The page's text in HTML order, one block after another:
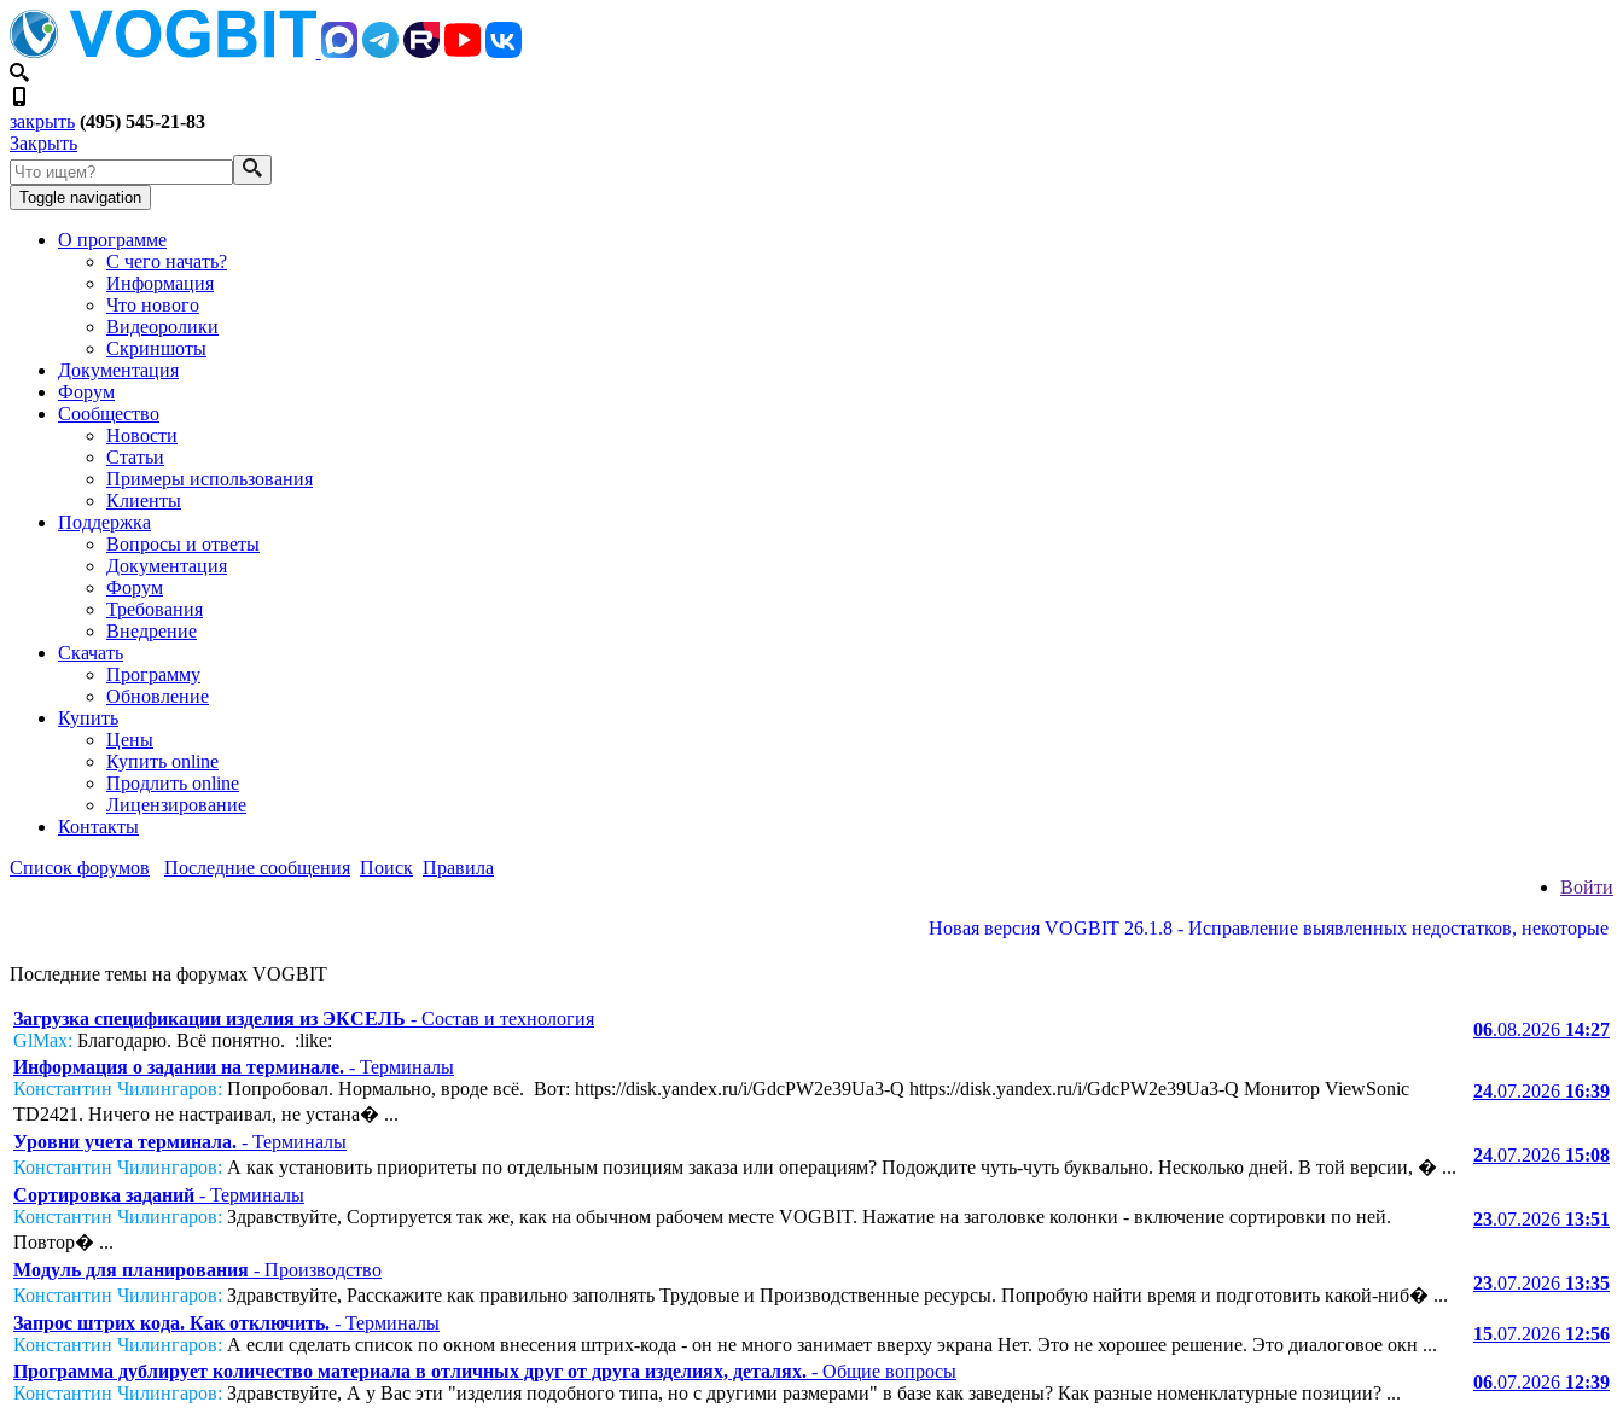
закрыть (495) 545-21-83
Закрыть
Toggle navigation
О программе
С чего начать?
Информация
Что нового
Видеоролики
Скриншоты
Документация
Форум
Сообщество
Новости
Статьи
Примеры использования
Клиенты
Поддержка
Вопросы и ответы
Документация
Форум
Требования
Внедрение
Скачать
Программу
Обновление
Купить
Цены
Купить online
Продлить online
Лицензирование
Контакты
Войти
Список форумов Последние сообщения Поиск Правила
Новая версия VOGBIT 26.1.8 - Исправление выявленных недостатков, некоторые
Последние темы на форумах VOGBIT
Загрузка спецификации изделия из ЭКСЕЛЬ - Состав и технология
GlMax: Благодарю. Всё понятно. :like:
06.08.2026 14:27
Информация о задании на терминале. - Терминалы
Константин Чилингаров: Попробовал. Нормально, вроде всё. Вот: https://disk.yandex.ru/i/GdcPW2e39Ua3-Q https://disk.yandex.ru/i/GdcPW2e39Ua3-Q Монитор ViewSonic
TD2421. Ничего не настраивал, не устана� ...
24.07.2026 16:39
Уровни учета терминала. - Терминалы
Константин Чилингаров: А как установить приоритеты по отдельным позициям заказа или операциям? Подождите чуть-чуть буквально. Несколько дней. В той версии, � ...
24.07.2026 15:08
Сортировка заданий - Терминалы
Константин Чилингаров: Здравствуйте, Сортируется так же, как на обычном рабочем месте VOGBIT. Нажатие на заголовке колонки - включение сортировки по ней.
Повтор� ...
23.07.2026 13:51
Модуль для планирования - Производство
Константин Чилингаров: Здравствуйте, Расскажите как правильно заполнять Трудовые и Производственные ресурсы. Попробую найти время и подготовить какой-ниб� ...
23.07.2026 13:35
Запрос штрих кода. Как отключить. - Терминалы
Константин Чилингаров: А если сделать список по окном внесения штрих-кода - он не много занимает вверху экрана Нет. Это не хорошее решение. Это диалоговое окн ...
15.07.2026 12:56
Программа дублирует количество материала в отличных друг от друга изделиях, деталях. - Общие вопросы
Константин Чилингаров: Здравствуйте, А у Вас эти "изделия подобного типа, но с другими размерами" в базе как заведены? Как разные номенклатурные позиции? ...
06.07.2026 12:39